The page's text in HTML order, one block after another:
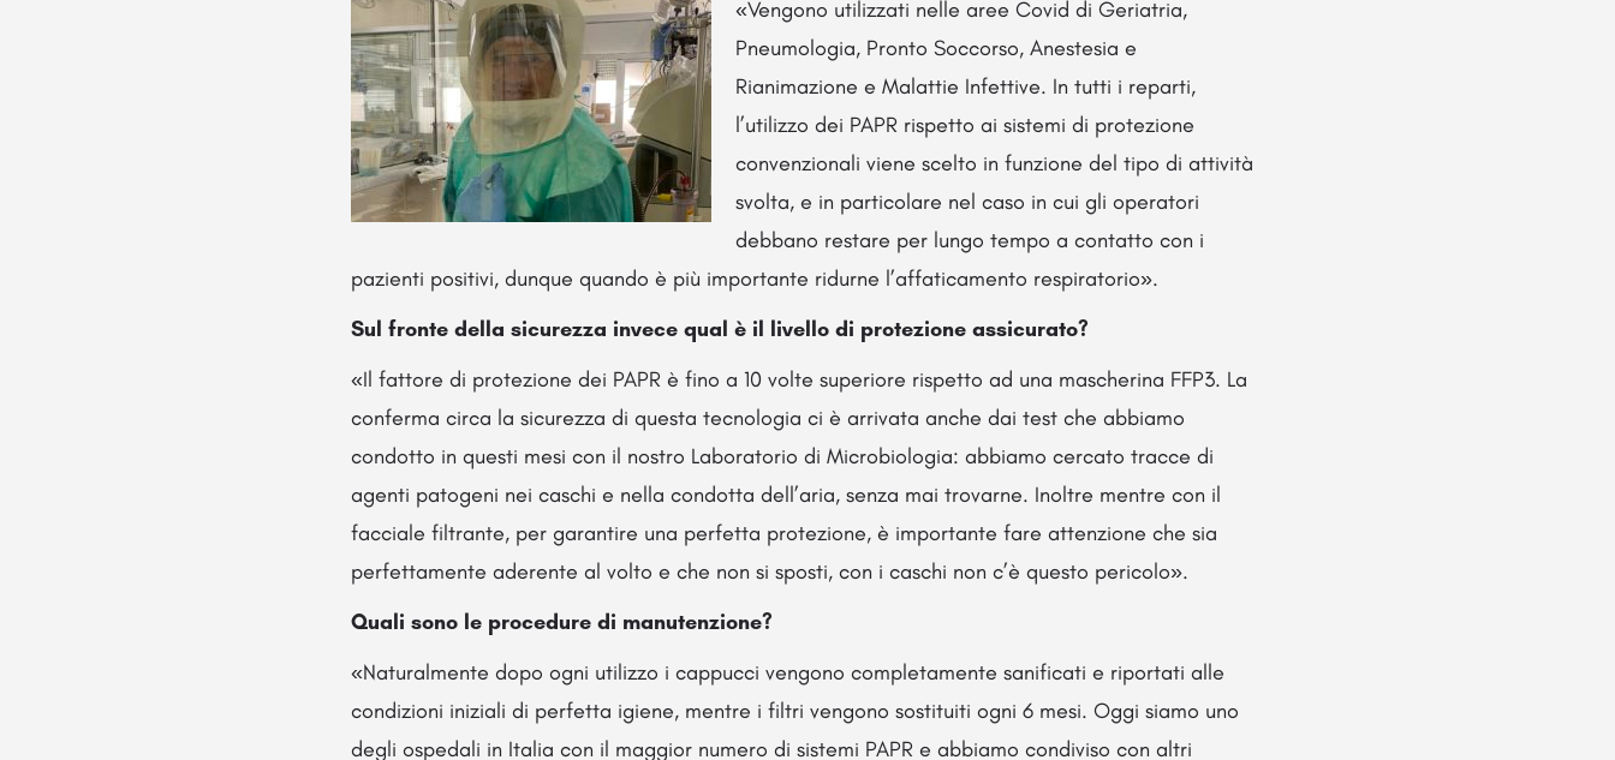
«Vengono utilizzati nelle aree Covid di Geriatria,
Pneumologia, Pronto Soccorso, Anestesia e
Rianimazione e Malattie Infettive. In tutti i reparti,
l’utilizzo dei PAPR rispetto ai sistemi di protezione
convenzionali viene scelto in funzione del tipo di attività
svolta, e in particolare nel caso in cui gli operatori
debbano restare per lungo tempo a contatto con i
pazienti positivi, dunque quando è più importante ridurne l’affaticamento respiratorio».
Sul fronte della sicurezza invece qual è il livello di protezione assicurato?
«Il fattore di protezione dei PAPR è fino a 10 volte superiore rispetto ad una mascherina FFP3. La
conferma circa la sicurezza di questa tecnologia ci è arrivata anche dai test che abbiamo
condotto in questi mesi con il nostro Laboratorio di Microbiologia: abbiamo cercato tracce di
agenti patogeni nei caschi e nella condotta dell’aria, senza mai trovarne. Inoltre mentre con il
facciale filtrante, per garantire una perfetta protezione, è importante fare attenzione che sia
perfettamente aderente al volto e che non si sposti, con i caschi non c’è questo pericolo».
Quali sono le procedure di manutenzione?
«Naturalmente dopo ogni utilizzo i cappucci vengono completamente sanificati e riportati alle
condizioni iniziali di perfetta igiene, mentre i filtri vengono sostituiti ogni 6 mesi. Oggi siamo uno
degli ospedali in Italia con il maggior numero di sistemi PAPR e abbiamo condiviso con altri